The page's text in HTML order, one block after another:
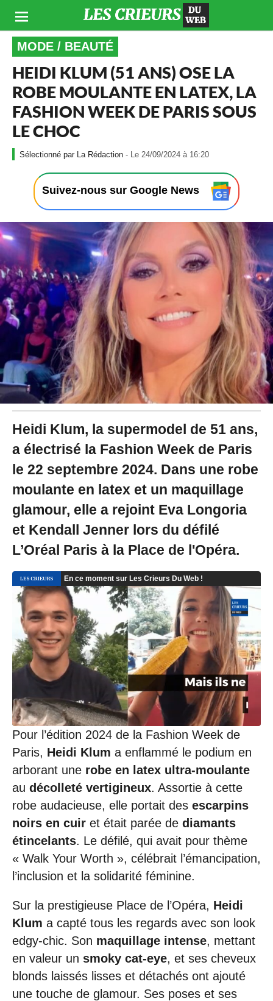
MODE / BEAUTÉ
HEIDI KLUM (51 ANS) OSE LA
ROBE MOULANTE EN LATEX, LA
FASHION WEEK DE PARIS SOUS
LE CHOC
La Rédaction - Le 24/09/2024 à 16:20
2
4
/
0
9
/
2
0
:
2
0
Suivez-nous sur Google News
Heidi Klum, la supermodel de 51 ans,
a électrisé la Fashion Week de Paris
le 22 septembre 2024. Dans une robe
moulante en latex et un maquillage
glamour, elle a rejoint Eva Longoria
et Kendall Jenner lors du défilé
L’Oréal Paris à la Place de l'Opéra.
Pour l’édition 2024 de la Fashion Week de
Paris, Heidi Klum a enflammé le podium en
arborant une robe en latex ultra-moulante
au décolleté vertigineux. Assortie à cette
robe audacieuse, elle portait des escarpins
noirs en cuir et était parée de diamants
étincelants. Le défilé, qui avait pour thème
« Walk Your Worth », célébrait l’émancipation,
l’inclusion et la solidarité féminine.
Sur la prestigieuse Place de l’Opéra, Heidi
Klum a capté tous les regards avec son look
edgy-chic. Son maquillage intense, mettant
en valeur un smoky cat-eye, et ses cheveux
blonds laissés lisses et détachés ont ajouté
une touche de glamour. Ses poses et ses